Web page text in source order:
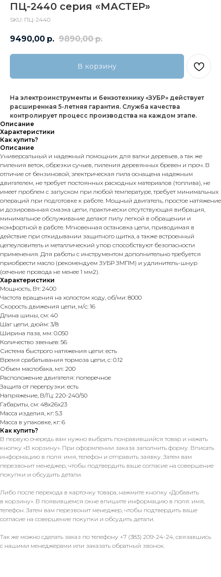
ПЦ-2440 серия «МАСТЕР»
SKU: ПЦ-2440
9490,00 р. 9890,00 р.
В корзину
На электроинструменты и бензотехнику «ЗУБР» действует
расширенная 5-летняя гарантия. Служба качества
контролирует процесс производства на каждом этапе.
Описание
Характеристики
Как купить?
Описание
Универсальный и надежный помощник для валки деревьев, а так же
пиления веток, обрезки сучьев, пиления деревянных бревен и проч. В
отличие от бензиновой, электрическая пила оснащена надежным
двигателем, не требует постоянных расходных материалов (топлива), не
имеет проблем с запуском при любой температуре, требует минимальных
операций при подготовке к работе. Мощный двигатель, простое натяжение
и дозированная смазка цепи, практически отсутствующая вибрация,
минимальное обслуживание делают пилу легкой в обращении и
комфортной в работе. Мгновенная остановка цепи, приводимая в
действие при откидывании защитного щитка, а также встроенный
цепеуловитель и металлический упор способствуют безопасности
применения. Для работы с инструментом дополнительно требуется
приобрести масло (рекомендуем ЗУБР ЗМПМ) и удлинитель-шнур
(сечение провода не менее 1 мм2).
Характеристики
Мощность, Вт: 2400
Частота вращения на холостом ходу, об/ми: 8000
Скорость движения цепи, м/с: 16
Длина шины, см: 40
Шаг цепи, дюйм: 3/8
Ширина паза, мм: 0.050
Количество звеньев: 56
Система быстрого натяжения цепи: есть
Время срабатывания тормоза цепи, с: 0.12
Объем маслобака, мл: 200
Расположение двигателя: поперечное
Защита от перегрузки: есть
Напряжение, В/Гц: 220-240/50
Габариты, см: 48х26х23
Масса изделия, кг: 5.3
Масса в упаковке, кг: 6
Как купить?
В первую очередь вам нужно выбрать понравившийся товар и нажать
кнопку «В корзину». При оформлении заказа заполнить форму. Вписать
информацию в поля: имя, телефон и отправить заявку. Затем вам
перезвонит менеджер, чтобы подтвердить ваше согласие на совершение
покупки и обсудить детали.
Либо после перехода в карточку товара, нажмите кнопку «Добавить
в корзину». В появившемся окне впишите информацию в поля: имя,
телефон. Затем вам перезвонит менеджер, чтобы подтвердить ваше
согласие на совершение покупки и обсудить детали.
Так же можно сделать заказ по телефону +7 (383) 209-24-24, связавшись
с нашими менеджерами или заказать обратный звонок.